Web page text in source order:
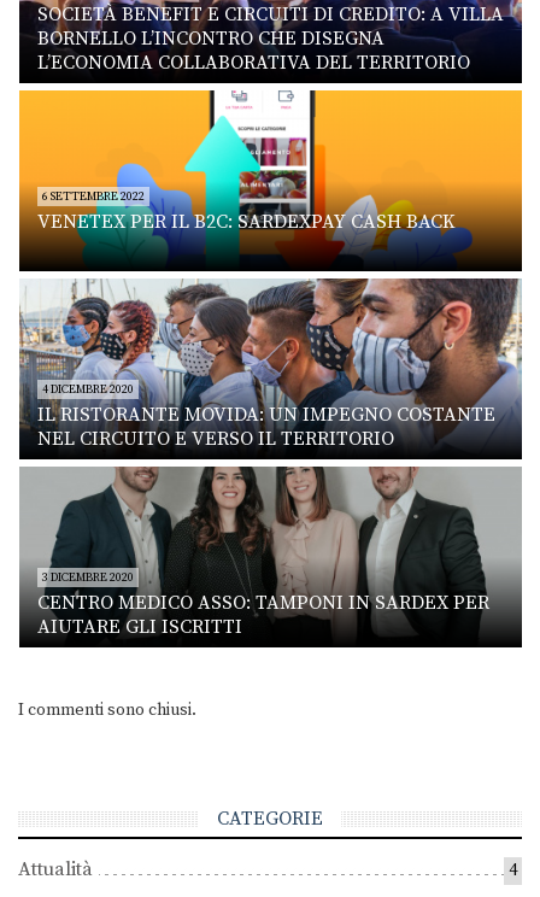
SOCIETÀ BENEFIT E CIRCUITI DI CREDITO: A VILLA
BORNELLO L’INCONTRO CHE DISEGNA
L’ECONOMIA COLLABORATIVA DEL TERRITORIO
6 SETTEMBRE 2022
VENETEX PER IL B2C: SARDEXPAY CASH BACK
4 DICEMBRE 2020
IL RISTORANTE MOVIDA: UN IMPEGNO COSTANTE
NEL CIRCUITO E VERSO IL TERRITORIO
3 DICEMBRE 2020
CENTRO MEDICO ASSO: TAMPONI IN SARDEX PER
AIUTARE GLI ISCRITTI
I commenti sono chiusi.
CATEGORIE
Attualità 4